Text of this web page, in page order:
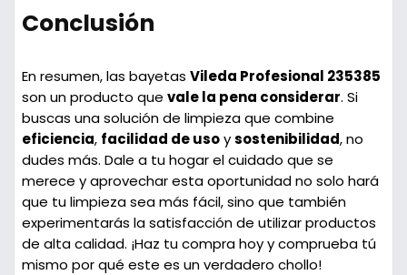
Conclusión
En resumen, las bayetas Vileda Profesional 235385
son un producto que vale la pena considerar. Si
buscas una solución de limpieza que combine
eficiencia, facilidad de usoysostenibilidad, no
dudes más. Dale a tu hogar el cuidado que se
merece y aprovechar esta oportunidad no solo hará
que tu limpieza sea más fácil, sino que también
experimentarás la satisfacción de utilizar productos
de alta calidad. ¡Haz tu compra hoy y comprueba tú
mismo por qué este es un verdadero chollo!